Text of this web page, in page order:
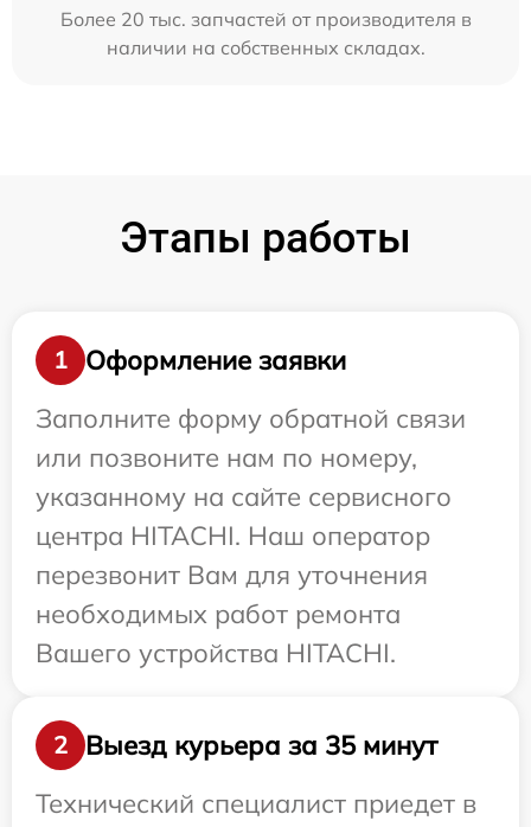
Более 20 тыс. запчастей от производителя в
наличии на собственных складах.
Этапы работы
1
Оформление заявки
Заполните форму обратной связи
или позвоните нам по номеру,
указанному на сайте сервисного
центра HITACHI. Наш оператор
перезвонит Вам для уточнения
необходимых работ ремонта
Вашего устройства HITACHI.
2
Выезд курьера за 35 минут
Технический специалист приедет в